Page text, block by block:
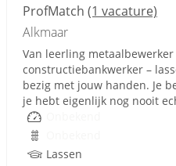
ProfMatch (1 vacature)
Alkmaar
Van leerling
constructiebankwerker –
bezig met jouw handen. Je
je hebt eigenlijk nog nooit
Lassen